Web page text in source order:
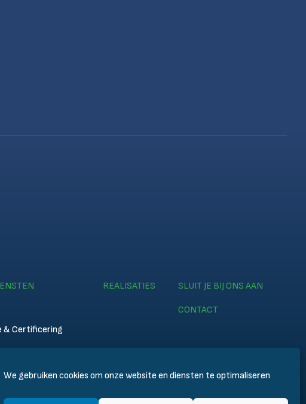
We gebruiken cookies om onze website en diensten te optimaliseren
& Certificering
Academy
REALISATIES SLUIT JE BIJ ONS AAN
CONTACT